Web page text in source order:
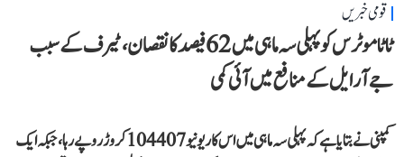
قومی خبریں
ٹاٹا موٹرس کو پہلی سہ ماہی میں 62 فیصد کا نقصان، ٹیرف کے سبب
جے آر ایل کے منافع میں آئی کمی
کمپنی نے بتایا ہے کہ پہلی سہ ماہی میں اس کا ریونیو 104407 کروڑ روپے رہا، جبکہ ایک